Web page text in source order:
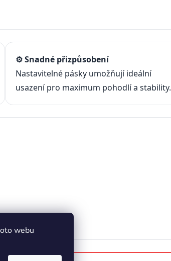
webu
⚙️ Snadné přizpůsobení
Nastavitelné pásky umožňují ideální
usazení pro maximum pohodlí a stability.